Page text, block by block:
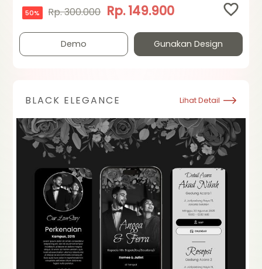
50% Rp. 300.000 Rp. 149.900
Demo Gunakan Design
BLACK ELEGANCE Lihat Detail